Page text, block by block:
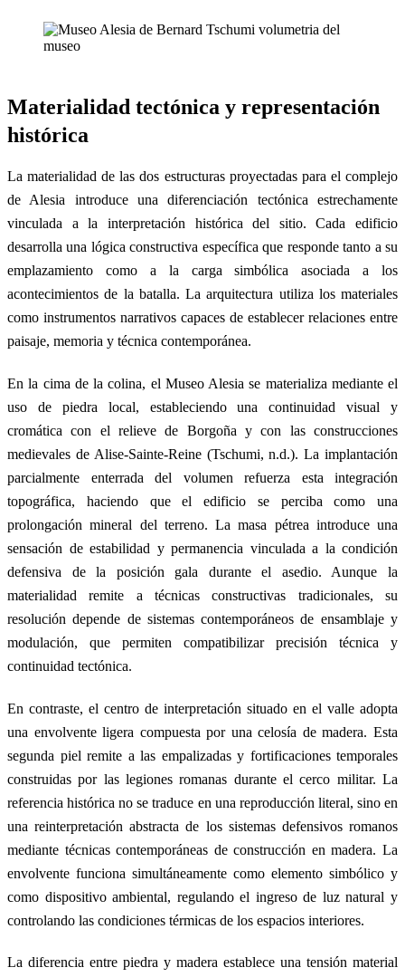
Materialidad tectónica y representación
histórica
La materialidad de las dos estructuras proyectadas para el complejo
de Alesia introduce una diferenciación tectónica estrechamente
vinculada a la interpretación histórica del sitio. Cada edificio
desarrolla una lógica constructiva específica que responde tanto a su
emplazamiento como a la carga simbólica asociada a los
acontecimientos de la batalla. La arquitectura utiliza los materiales
como instrumentos narrativos capaces de establecer relaciones entre
paisaje, memoria y técnica contemporánea.
En la cima de la colina, el Museo Alesia se materializa mediante el
uso de piedra local, estableciendo una continuidad visual y
cromática con el relieve de Borgoña y con las construcciones
medievales de Alise-Sainte-Reine (Tschumi, n.d.). La implantación
parcialmente enterrada del volumen refuerza esta integración
topográfica, haciendo que el edificio se perciba como una
prolongación mineral del terreno. La masa pétrea introduce una
sensación de estabilidad y permanencia vinculada a la condición
defensiva de la posición gala durante el asedio. Aunque la
materialidad remite a técnicas constructivas tradicionales, su
resolución depende de sistemas contemporáneos de ensamblaje y
modulación, que permiten compatibilizar precisión técnica y
continuidad tectónica.
En contraste, el centro de interpretación situado en el valle adopta
una envolvente ligera compuesta por una celosía de madera. Esta
segunda piel remite a las empalizadas y fortificaciones temporales
construidas por las legiones romanas durante el cerco militar. La
referencia histórica no se traduce en una reproducción literal, sino en
una reinterpretación abstracta de los sistemas defensivos romanos
mediante técnicas contemporáneas de construcción en madera. La
envolvente funciona simultáneamente como elemento simbólico y
como dispositivo ambiental, regulando el ingreso de luz natural y
controlando las condiciones térmicas de los espacios interiores.
La diferencia entre piedra y madera establece una tensión material